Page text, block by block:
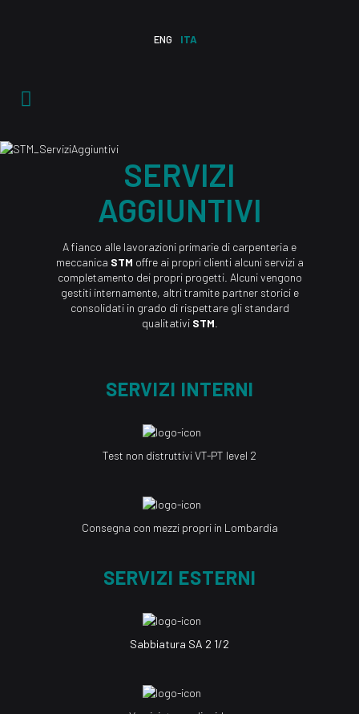
ENG ITA
SERVIZI
AGGIUNTIVI
A fianco alle lavorazioni primarie di carpenteria e
meccanica STM offre ai propri clienti alcuni servizi a
completamento dei propri progetti. Alcuni vengono
gestiti internamente, altri tramite partner storici e
consolidati in grado di rispettare gli standard
qualitativi STM
SERVIZI INTERNI
Test non distruttivi VT-PT level 2
Consegna con mezzi propri in Lombardia
SERVIZI ESTERNI
Sabbiatura SA 2 1/2